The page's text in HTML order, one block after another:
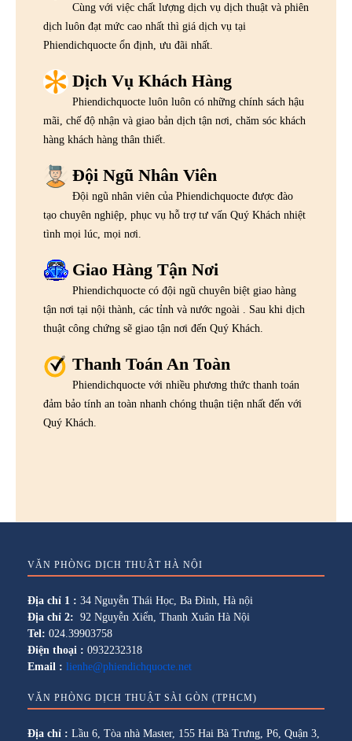
Cùng với việc chất lượng dịch vụ dịch thuật và phiên
dịch luôn đạt mức cao nhất thì giá dịch vụ tại
Phiendichquocte ổn định, ưu đãi nhất.
Dịch Vụ Khách Hàng
Phiendichquocte luôn luôn có những chính sách hậu
mãi, chế độ nhận và giao bản dịch tận nơi, chăm sóc khách
hàng khách hàng thân thiết.
Đội Ngũ Nhân Viên
Đội ngũ nhân viên của Phiendichquocte được đào
tạo chuyên nghiệp, phục vụ hỗ trợ tư vấn Quý Khách nhiệt
tình mọi lúc, mọi nơi.
Giao Hàng Tận Nơi
Phiendichquocte có đội ngũ chuyên biệt giao hàng
tận nơi tại nội thành, các tỉnh và nước ngoài . Sau khi dịch
thuật công chứng sẽ giao tận nơi đến Quý Khách.
Thanh Toán An Toàn
Phiendichquocte với nhiều phương thức thanh toán
đảm bảo tính an toàn nhanh chóng thuận tiện nhất đến với
Quý Khách.
VĂN PHÒNG DỊCH THUẬT HÀ NỘI
Địa chỉ 1 : 34 Nguyễn Thái Học, Ba Đình, Hà nội
Địa chỉ 2: 92 Nguyễn Xiển, Thanh Xuân Hà Nội
Tel: 024.39903758
Điện thoại : 0932232318
Email : lienhe@phiendichquocte.net
VĂN PHÒNG DỊCH THUẬT SÀI GÒN (TPHCM)
Địa chỉ : Lầu 6, Tòa nhà Master, 155 Hai Bà Trưng, P6, Quận 3,